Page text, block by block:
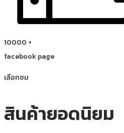
10000 +
facebook page
เลือกชม
สินค้ายอดนิยม